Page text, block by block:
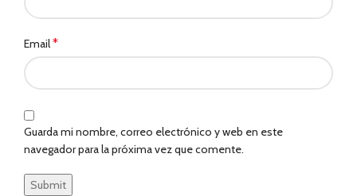
Email*
Guarda mi nombre, correo electrónico y web en este
navegador para la próxima vez que comente.